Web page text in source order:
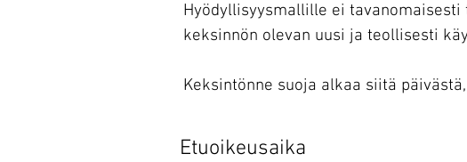
Hyödyllisyysmallille ei
keksinnön olevan uusi ja teollisesti
Keksintönne suoja alkaa siitä
Etuoikeusaika